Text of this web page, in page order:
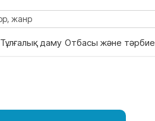
Тұлғалық даму Отбасы және тәрбие